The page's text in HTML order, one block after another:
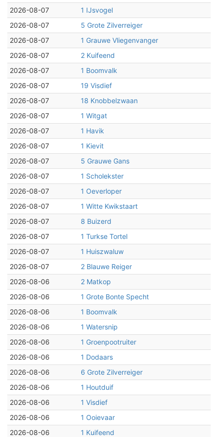
2026-08-07
1 IJsvogel
2026-08-07
5 Grote Zilverreiger
2026-08-07
1 Grauwe Vliegenvanger
2026-08-07
2 Kuifeend
2026-08-07
1 Boomvalk
2026-08-07
19 Visdief
2026-08-07
18 Knobbelzwaan
2026-08-07
1 Witgat
2026-08-07
1 Havik
2026-08-07
1 Kievit
2026-08-07
5 Grauwe Gans
2026-08-07
1 Scholekster
2026-08-07
1 Oeverloper
2026-08-07
1 Witte Kwikstaart
2026-08-07
8 Buizerd
2026-08-07
1 Turkse Tortel
2026-08-07
1 Huiszwaluw
2026-08-07
2 Blauwe Reiger
2026-08-06
2 Matkop
2026-08-06
1 Grote Bonte Specht
2026-08-06
1 Boomvalk
2026-08-06
1 Watersnip
2026-08-06
1 Groenpootruiter
2026-08-06
1 Dodaars
2026-08-06
6 Grote Zilverreiger
2026-08-06
1 Houtduif
2026-08-06
1 Visdief
2026-08-06
1 Ooievaar
2026-08-06
1 Kuifeend